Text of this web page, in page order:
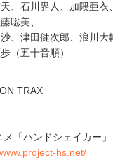
、石川界人、加隈亜衣
聡美、
、津田健次郎、浪川大
（五十音順）
TRAX
「ハンドシェイカー」
hs.net/